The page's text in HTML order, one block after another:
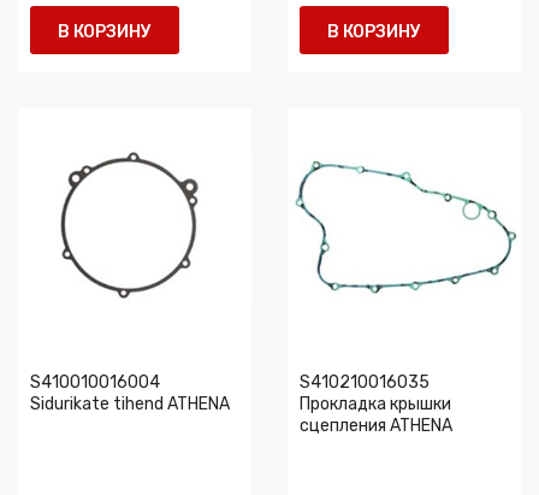
В КОРЗИНУ В КОРЗИНУ
S410010016004
Sidurikate tihend ATHENA
S410210016035
Прокладка крышки
сцепления ATHENA